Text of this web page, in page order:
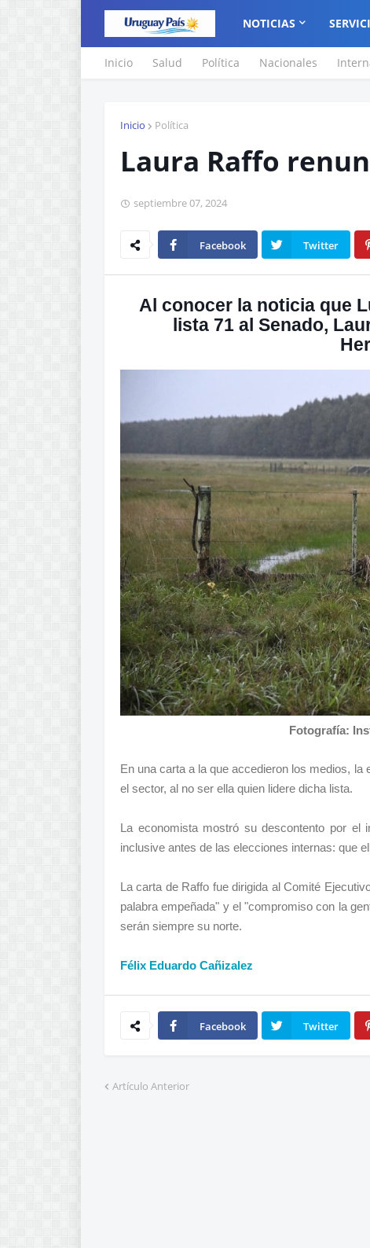
NOTICIAS
Inicio Salud Política Nacionales
Inicio Política
Laura Raffo
septiembre 07, 2024
Facebook Twitter
Al conocer la noticia que
lista 71 al Senado,
Fotografía:
En una carta a la que accedieron los medios,
el sector, al no ser ella quien lidere dicha lista.
La economista mostró su descontento por el
inclusive antes de las elecciones internas: que
La carta de Raffo fue dirigida al Comité
palabra empeñada" y el "compromiso con la
serán siempre su norte.
Félix Eduardo Cañizalez
Facebook Twitter
Artículo Anterior